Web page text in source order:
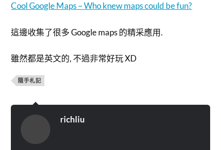
Cool Google Maps – Who knew maps could be fun?
這邊收集了很多 Google maps 的精采應用.
雖然都是英文的, 不過非常好玩 XD
隨手札記
richliu